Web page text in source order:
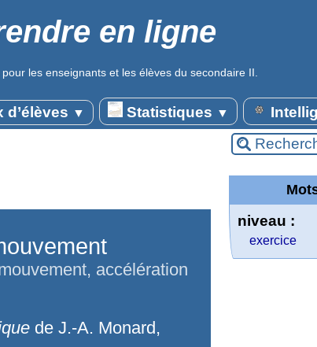
en ligne
les enseignants et les élèves du secondaire II.
d’élèves ▼ Statistiques ▼
accélération
de J.-A. Monard,
niveau :
exercice